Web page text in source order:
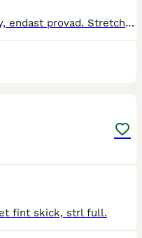
Flughuva strl xfull säljes. Som ny, endast provad. Stretchigt material med dragkedja. Kan skickas.
fint skick, strl full.